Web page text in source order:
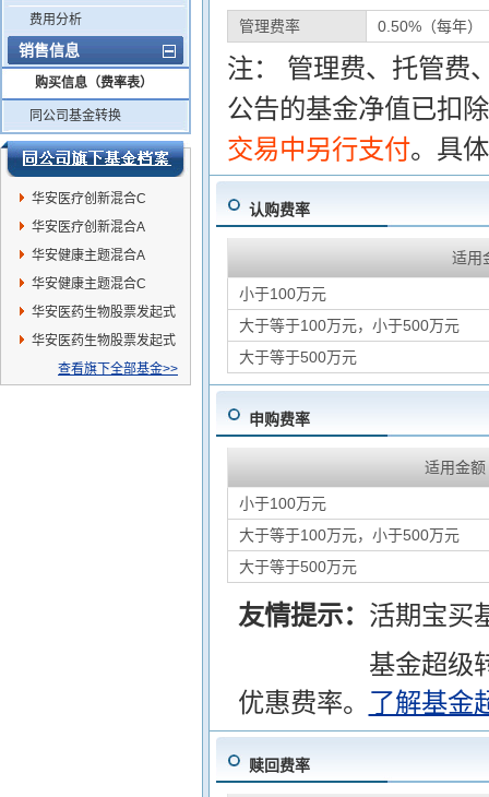
费用分析
销售信息
购买信息（费率表）
同公司基金转换
华安医疗创新混合C
华安医疗创新混合A
华安健康主题混合A
华安健康主题混合C
华安医药生物股票发起式
C
华安医药生物股票发起式
查看旗下全部基金>>
管理费率 0.50%（每年）
注： 管理费、托管费
公告的基金净值已扣
交易中另行支付。具
认购费率
适用
小于100万元
大于等于100万元，小于500万元
大于等于500万元
申购费率
适用金额
小于100万元
大于等于100万元，小于500万元
大于等于500万元
友情提示： 活期宝买
基金超级
优惠费率。 了解基金
赎回费率